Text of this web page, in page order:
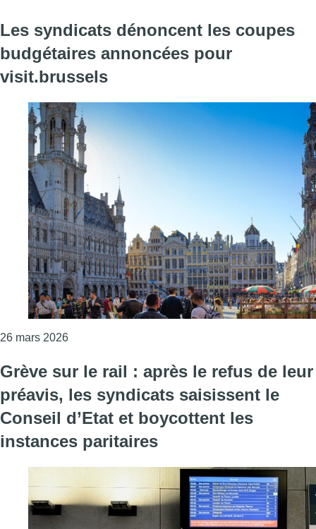
Les syndicats dénoncent les coupes
budgétaires annoncées pour
visit.brussels
26 mars 2026Consulter l'article "Les syndicats dénoncent les
Grève sur le rail : après le refus de leur
préavis, les syndicats saisissent le
Conseil d’Etat et boycottent les
instances paritaires